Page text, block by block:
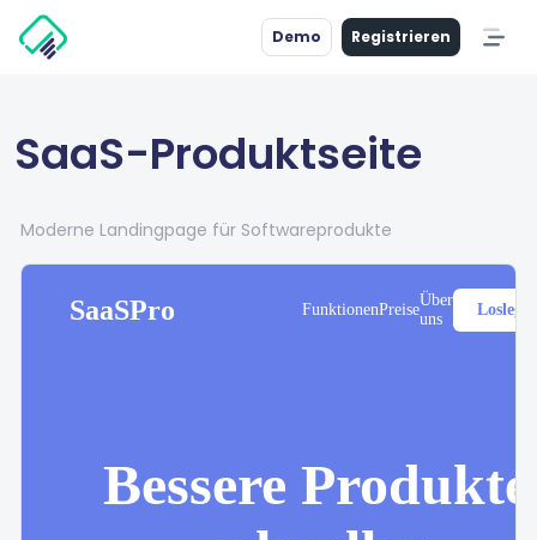
Demo Registrieren
SaaS-Produktseite
Moderne Landingpage für Softwareprodukte